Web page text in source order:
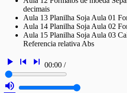
decimais
Aula 13 Planilha Soja Aula 01
Aula 14 Planilha Soja Aula 02
Aula 15 Planilha Soja Aula 03
Referencia relativa Abs
play_arrow skip_previous skip_next 00:00 /
volume_up